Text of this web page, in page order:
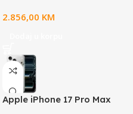
2.856,00 KM
Apple iPhone 17 Pro Max